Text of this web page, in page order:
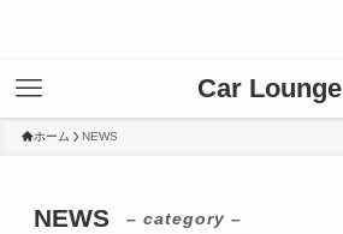
Car Lounge
ホーム NEWS
NEWS – category –